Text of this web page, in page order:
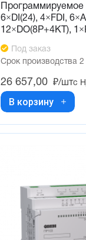
6×DI(24), 4×FDI,
12×DO(8P+4KT),
Под заказ
Срок производства 2
26 657,00 ₽/штс
В корзину